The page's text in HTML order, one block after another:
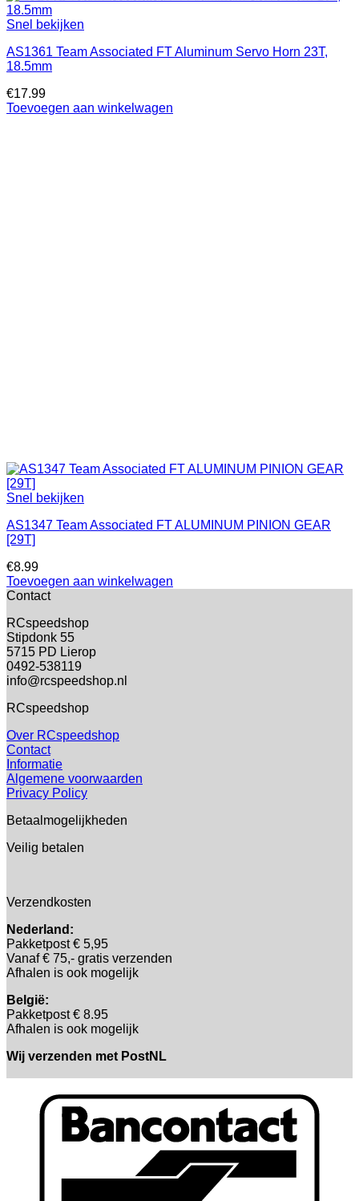
Snel bekijken
AS1361 Team Associated FT Aluminum Servo Horn 23T,
18.5mm
€17.99
Toevoegen aan winkelwagen
Snel bekijken
AS1347 Team Associated FT ALUMINUM PINION GEAR
[29T]
€8.99
Toevoegen aan winkelwagen
Contact
RCspeedshop
Stipdonk 55
5715 PD Lierop
0492-538119
info@rcspeedshop.nl
RCspeedshop
Over RCspeedshop
Contact
Informatie
Algemene voorwaarden
Privacy Policy
Betaalmogelijkheden
Veilig betalen
Verzendkosten
Nederland:
Pakketpost € 5,95
Vanaf € 75,- gratis verzenden
Afhalen is ook mogelijk
België:
Pakketpost € 8.95
Afhalen is ook mogelijk
Wij verzenden met PostNL